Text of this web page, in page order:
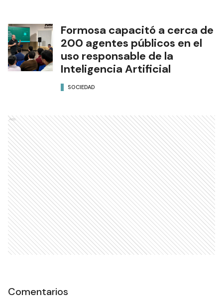
Formosa capacitó a cerca de
200 agentes públicos en el
uso responsable de la
Inteligencia Artificial
SOCIEDAD
Ads
Comentarios